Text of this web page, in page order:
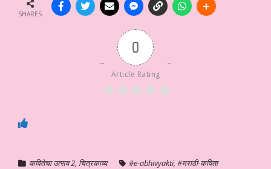
SHARES
0
Article Rating
कवितेचा उत्सव 2 चित्रकाव्य #e-abhivyakti, #मराठी-कविता